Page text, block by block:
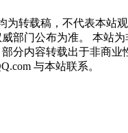
为转载稿，不代表本站
部门公布为准。 本站
分内容转载出于非商
与本站联系。